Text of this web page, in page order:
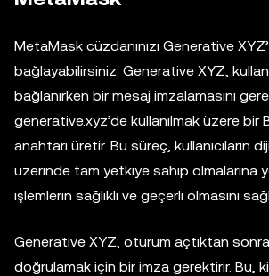
MetaMask cüzdanınızı Generative
bağlayabilirsiniz. Generative XYZ,
bağlanırken bir mesaj imzalamasını
generative.xyz’de kullanılmak üzere
anahtarı üretir. Bu süreç, kullanıcıların
üzerinde tam yetkiye sahip olmalarına
işlemlerin sağlıklı ve geçerli olmasını
Generative XYZ, oturum açtıktan
doğrulamak için bir imza gerektirir. Bu,